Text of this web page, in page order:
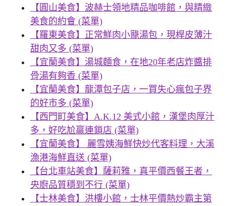
【圓山美食】波赫士領地精品咖啡館，與精緻
美食的約會 (菜單)
【羅東美食】正常鮮肉小籠湯包，現桿皮薄汁
甜肉又多 (菜單)
【宜蘭美食】湯城麵食，在地20年老店炸醬排
骨湯有夠香 (菜單)
【宜蘭美食】龍潭包子店，一買失心瘋包子界
的好市多 (菜單)
【西門町美食】A.K.12 美式小館，漢堡肉厚汁
多，好吃尬贏連鎖店 (菜單)
【宜蘭美食】 麗雪姨海鮮快炒代客料理，大溪
漁港海鮮直送 (菜單)
【台北車站美食】薩莉雅，真平價西餐王者，
央廚品質穩到不行 (菜單)
【士林美食】洪樓小館，士林平價熱炒霸主第